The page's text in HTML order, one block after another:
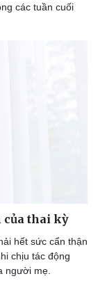
các tuần cuối
của thai kỳ
hết sức cẩn thận
chịu tác động
người mẹ.